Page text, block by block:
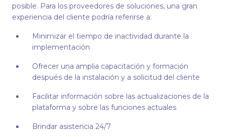
posible. Para los proveedores de soluciones, una gran
experiencia del cliente podría referirse a:
Minimizar el tiempo de inactividad durante la
implementación
Ofrecer una amplia capacitación y formación
después de la instalación y a solicitud del cliente
Facilitar información sobre las actualizaciones de la
plataforma y sobre las funciones actuales
Brindar asistencia 24/7